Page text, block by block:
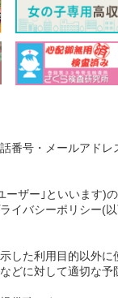
番号・メールアド
ザー｣といいます)
イバシーポリシー(
した利用目的以外
どに対して適切な予